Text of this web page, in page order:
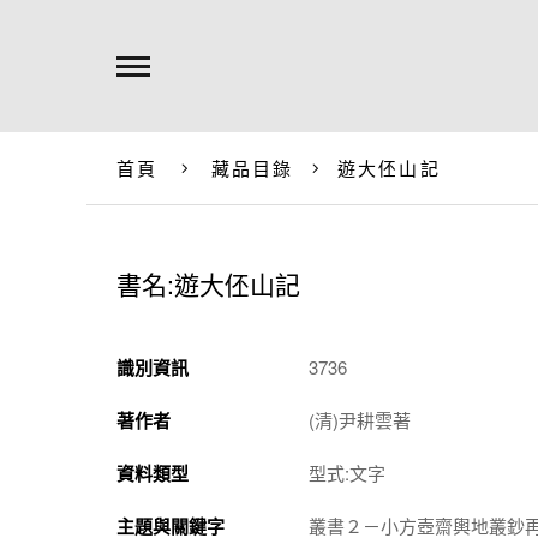
首頁 藏品目錄 遊大伾山記
書名:遊大伾山記
識別資訊 3736
著作者 (清)尹耕雲著
資料類型 型式:文字
主題與關鍵字 叢書２－小方壺齋輿地叢鈔